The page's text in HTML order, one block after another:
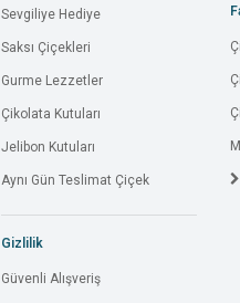
Sevgiliye Hediye
Saksı Çiçekleri
Gurme Lezzetler
Çikolata Kutuları
Jelibon Kutuları
Aynı Gün Teslimat Çiçek
Gizlilik
Güvenli Alışveriş